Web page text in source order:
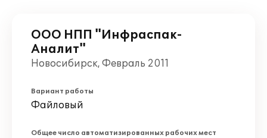
ООО НПП "Инфраспак-
Аналит"
Новосибирск, Февраль 2011
Вариант работы
Файловый
Общее число автоматизированных рабочих мест